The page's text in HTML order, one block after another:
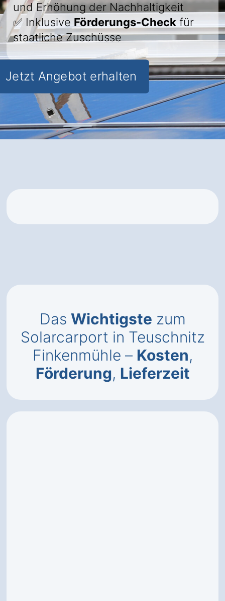
und Erhöhung der Nachhaltigkeit
✅ Inklusive Förderungs-Check für
staatliche Zuschüsse
Jetzt Angebot erhalten
Das Wichtigste zum
Solarcarport in Teuschnitz
Finkenmühle – Kosten,
Förderung, Lieferzeit